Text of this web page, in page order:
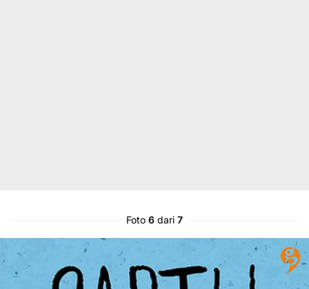
Foto 6 dari 7